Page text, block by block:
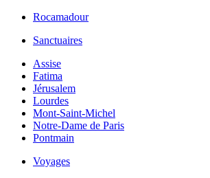
Rocamadour
Sanctuaires
Assise
Fatima
Jérusalem
Lourdes
Mont-Saint-Michel
Notre-Dame de Paris
Pontmain
Voyages